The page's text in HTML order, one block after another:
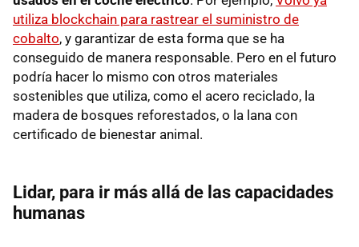
utiliza blockchain para rastrear el suministro de
cobalto, y garantizar de esta forma que se ha
conseguido de manera responsable. Pero en el futuro
podría hacer lo mismo con otros materiales
sostenibles que utiliza, como el acero reciclado, la
madera de bosques reforestados, o la lana con
certificado de bienestar animal.
Lidar, para ir más allá de las capacidades
humanas